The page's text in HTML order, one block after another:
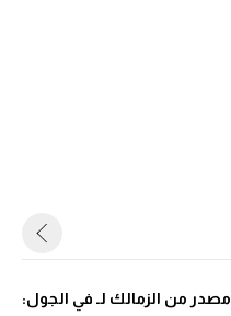
مصدر من الزمالك لـ في الجول: